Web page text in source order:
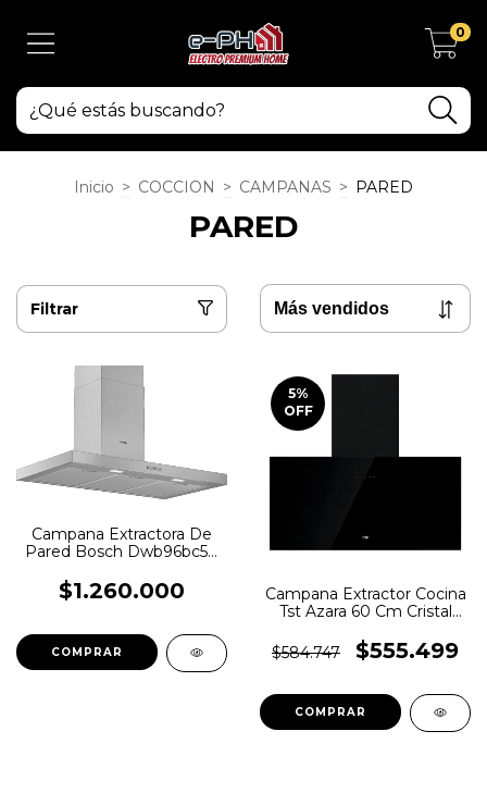
0
Inicio > COCCION > CAMPANAS > PARED
PARED
Filtrar
Campana Extractora De
Pared Bosch Dwb96bc50
$1.260.000
5%
OFF
Campana Extractor Cocina
Tst Azara 60 Cm Cristal
$584.747
$555.499